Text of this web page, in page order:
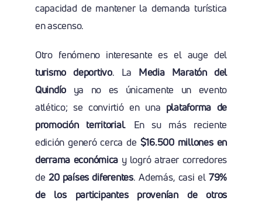
capacidad de mantener la demanda turística
en ascenso.
Otro fenómeno interesante es el auge del
turismo deportivo. La Media Maratón del
Quindío ya no es únicamente un evento
atlético; se convirtió en una plataforma de
promoción territorial. En su más reciente
edición generó cerca de $16.500 millones en
derrama económica y logró atraer corredores
de 20 países diferentes. Además, casi el 79%
de los participantes provenían de otros